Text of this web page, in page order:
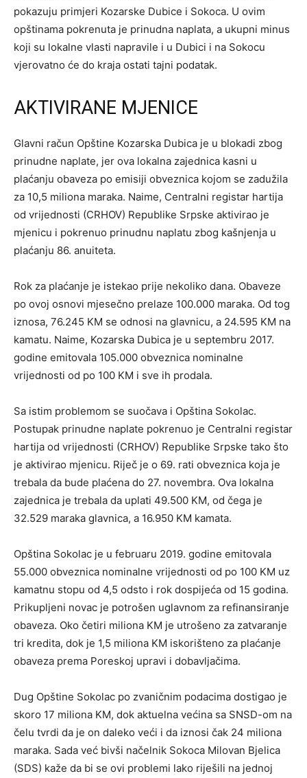
pokazuju primjeri Kozarske Dubice i Sokoca. U ovim
opštinama pokrenuta je prinudna naplata, a ukupni minus
koji su lokalne vlasti napravile i u Dubici i na Sokocu
vjerovatno će do kraja ostati tajni podatak.
AKTIVIRANE MJENICE
Glavni račun Opštine Kozarska Dubica je u blokadi zbog
prinudne naplate, jer ova lokalna zajednica kasni u
plaćanju obaveza po emisiji obveznica kojom se zadužila
za 10,5 miliona maraka. Naime, Centralni registar hartija
od vrijednosti (CRHOV) Republike Srpske aktivirao je
mjenicu i pokrenuo prinudnu naplatu zbog kašnjenja u
plaćanju 86. anuiteta.
Rok za plaćanje je istekao prije nekoliko dana. Obaveze
po ovoj osnovi mjesečno prelaze 100.000 maraka. Od tog
iznosa, 76.245 KM se odnosi na glavnicu, a 24.595 KM na
kamatu. Naime, Kozarska Dubica je u septembru 2017.
godine emitovala 105.000 obveznica nominalne
vrijednosti od po 100 KM i sve ih prodala.
Sa istim problemom se suočava i Opština Sokolac.
Postupak prinudne naplate pokrenuo je Centralni registar
hartija od vrijednosti (CRHOV) Republike Srpske tako što
je aktivirao mjenicu. Riječ je o 69. rati obveznica koja je
trebala da bude plaćena do 27. novembra. Ova lokalna
zajednica je trebala da uplati 49.500 KM, od čega je
32.529 maraka glavnica, a 16.950 KM kamata.
Opština Sokolac je u februaru 2019. godine emitovala
55.000 obveznica nominalne vrijednosti od po 100 KM uz
kamatnu stopu od 4,5 odsto i rok dospijeća od 15 godina.
Prikupljeni novac je potrošen uglavnom za refinansiranje
obaveza. Oko četiri miliona KM je utrošeno za zatvaranje
tri kredita, dok je 1,5 miliona KM iskorišteno za plaćanje
obaveza prema Poreskoj upravi i dobavljačima.
Dug Opštine Sokolac po zvaničnim podacima dostigao je
skoro 17 miliona KM, dok aktuelna većina sa SNSD-om na
čelu tvrdi da je on daleko veći i da iznosi čak 24 miliona
maraka. Sada već bivši načelnik Sokoca Milovan Bjelica
(SDS) kaže da bi se ovi problemi lako riješili na jednoj